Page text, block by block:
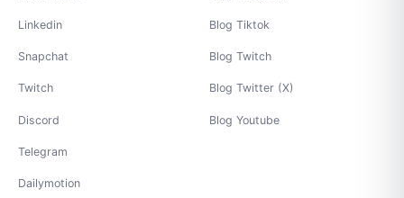
Linkedin
Snapchat
Twitch
Discord
Telegram
Dailymotion
Blog Tiktok
Blog Twitch
Blog Twitter (X)
Blog Youtube